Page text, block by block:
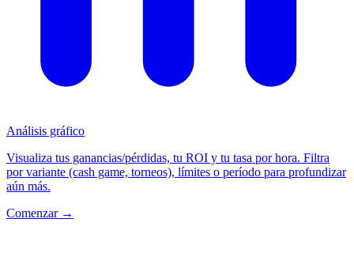
Análisis gráfico
Visualiza tus ganancias/pérdidas, tu ROI y tu tasa por hora. Filtra
por variante (cash game, torneos), límites o período para profundizar
aún más.
Comenzar →